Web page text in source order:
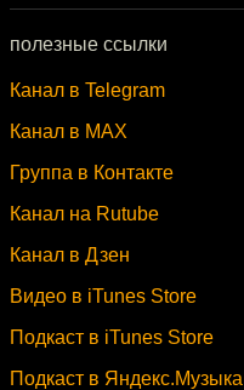
полезные ссылки
Канал в Telegram
Канал в MAX
Группа в Контакте
Канал на Rutube
Канал в Дзен
Видео в iTunes Store
Подкаст в iTunes Store
Подкаст в Яндекс.Музыка